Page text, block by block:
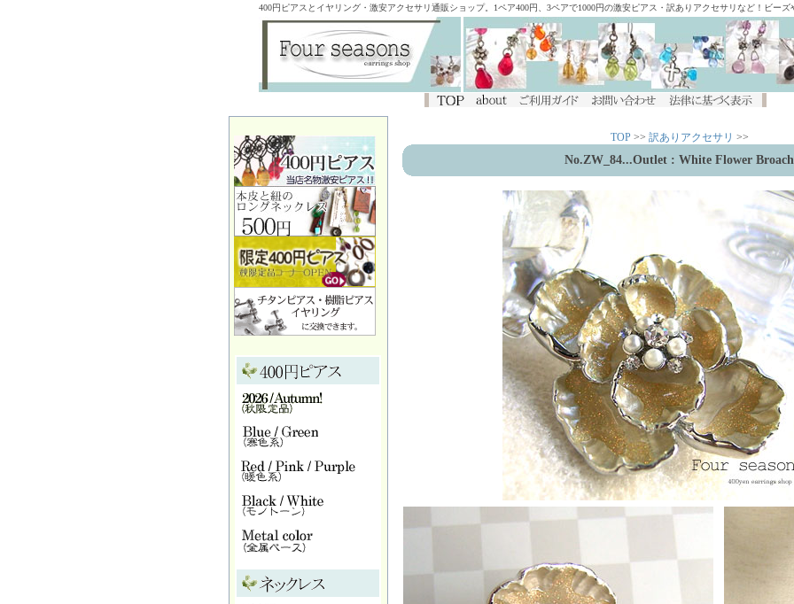
400円ピアスとイヤリング・激安アクセサリ通販ショップ。1ペア400円、3ペアで1000円の激安ピアス・訳ありアクセサリなど！ビー
TOP >> 訳ありアクセサリ >>
No.ZW_84...Outlet : White Flower Broach